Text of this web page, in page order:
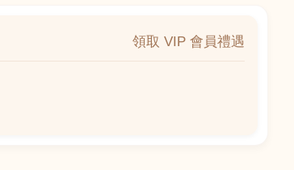
領取 VIP 會員禮遇